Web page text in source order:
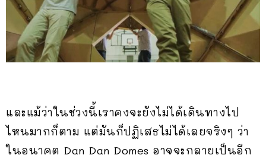
และแม้ว่าในช่วงนี้เราคงจะยังไม่ได้เดินทางไป
ไหนมากก็ตาม แต่มันก็ปฏิเสธไม่ได้เลยจริงๆ ว่า
ในอนาคต Dan Dan Domes อาจจะกลายเป็นอีก